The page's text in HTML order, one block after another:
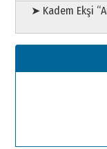
➤ Kadem Ekşi